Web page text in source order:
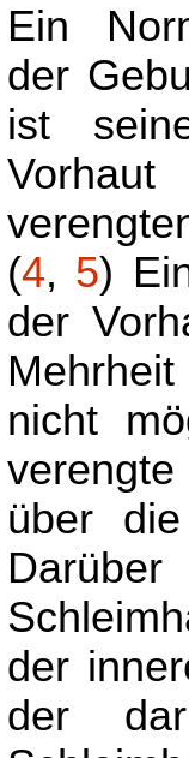
Ein
der
ist
(4, 5)
der
nicht
über
der
der